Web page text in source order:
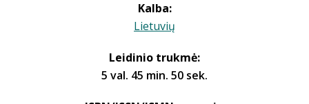
Kalba:
Lietuvių
Leidinio trukmė:
5 val. 45 min. 50 sek.